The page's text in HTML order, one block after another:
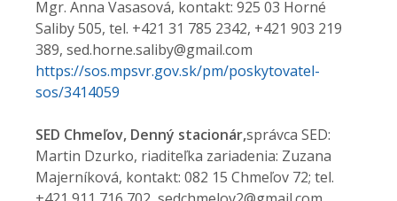
Mgr. Anna Vasasová, kontakt: 925 03 Horné
Saliby 505, tel. +421 31 785 2342, +421 903 219
389, sed.horne.saliby@gmail.com
https://sos.mpsvr.gov.sk/pm/poskytovatel-
sos/3414059
SED Chmeľov, Denný stacionár,správca SED:
Martin Dzurko, riaditeľka zariadenia: Zuzana
Majerníková, kontakt: 082 15 Chmeľov 72; tel.